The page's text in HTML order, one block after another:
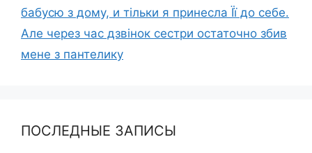
бабусю з дому, и тільки я принесла Її до себе.
Але через час дзвінок сестри остаточно збив
мене з пантелику
ПОСЛЕДНЫЕ ЗАПИСЫ